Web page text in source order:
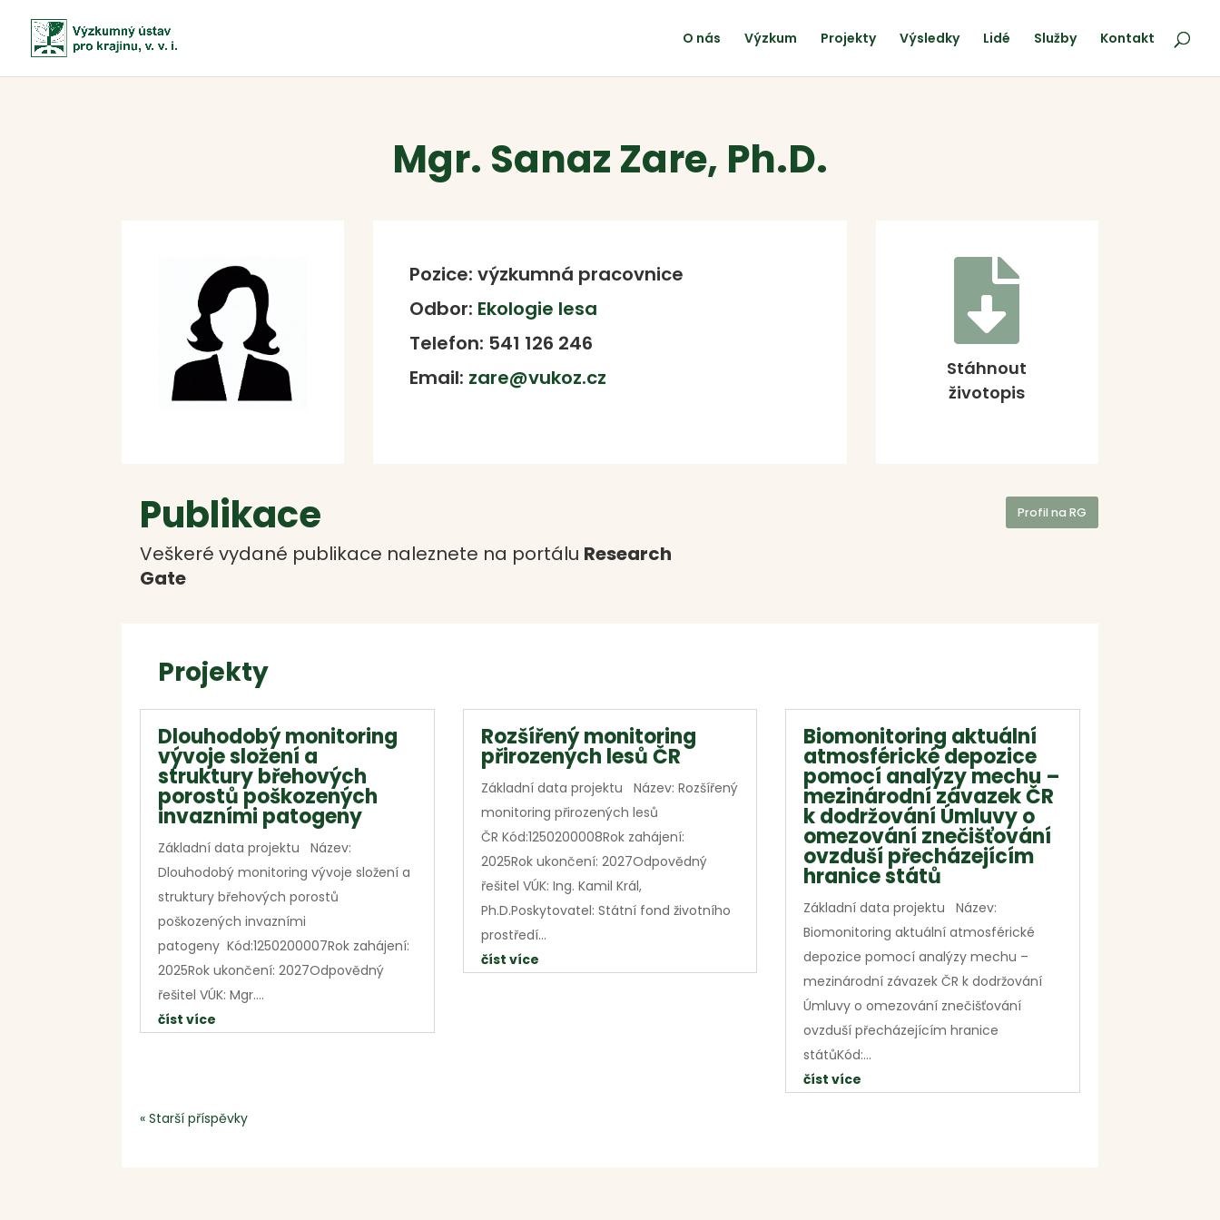
O nás Výzkum Projekty Výsledky Lidé Služby Kontakt
Mgr. Sanaz Zare, Ph.D.
Pozice: výzkumná pracovnice
Odbor: Ekologie lesa
Telefon: 541 126 246
Email: zare@vukoz.cz

Stáhnout
životopis
Publikace
Veškeré vydané publikace naleznete na portálu Research
Gate
Profil na RG
Projekty
Dlouhodobý monitoring
vývoje složení a
struktury břehových
porostů poškozených
invazními patogeny
Základní data projektu Název:
Dlouhodobý monitoring vývoje složení a
struktury břehových porostů
poškozených invazními
patogeny Kód:1250200007Rok zahájení:
2025Rok ukončení: 2027Odpovědný
řešitel VÚK: Mgr....
číst více
Rozšířený monitoring
přirozených lesů ČR
Základní data projektu Název: Rozšířený
monitoring přirozených lesů
ČR Kód:1250200008Rok zahájení:
2025Rok ukončení: 2027Odpovědný
řešitel VÚK: Ing. Kamil Král,
Ph.D.Poskytovatel: Státní fond životního
prostředí...
číst více
Biomonitoring aktuální
atmosférické depozice
pomocí analýzy mechu –
mezinárodní závazek ČR
k dodržování Úmluvy o
omezování znečišťování
ovzduší přecházejícím
hranice států
Základní data projektu Název:
Biomonitoring aktuální atmosférické
depozice pomocí analýzy mechu –
mezinárodní závazek ČR k dodržování
Úmluvy o omezování znečišťování
ovzduší přecházejícím hranice
státůKód:...
číst více
« Starší příspěvky